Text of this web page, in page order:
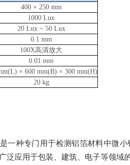
400 × 250 mm
1000 Lux
20 Lux ~ 50 Lux
0.1 mm
100X高清放大
0.01 mm
× 600 mm(B) × 300 mm(H)
20 kg
一种专门用于检测铝箔材料中微
泛应用于包装、建筑、电子等领